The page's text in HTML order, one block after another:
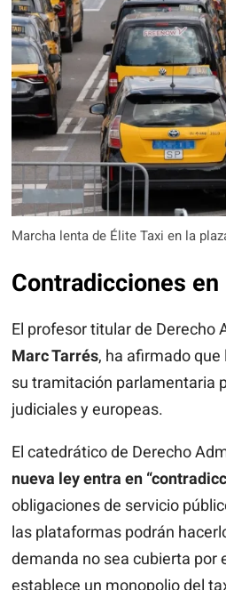
Marcha lenta de Élite Taxi en la
Contradicciones en
El profesor titular de Derecho
Marc Tarrés, ha afirmado que
su tramitación parlamentaria
judiciales y europeas.
El catedrático de Derecho
nueva ley entra en
obligaciones de servicio
las plataformas podrán
demanda no sea cubierta por
establece un monopolio del